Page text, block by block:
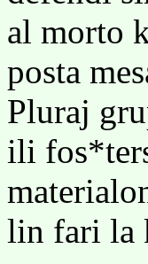
al morto
posta
Pluraj
ili
lin fari la